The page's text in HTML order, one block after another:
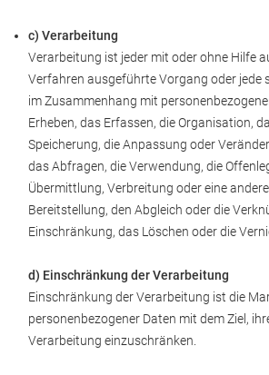
c) Verarbeitung
Verarbeitung ist jeder mit oder ohne Hilfe
Verfahren ausgeführte Vorgang oder jede
im Zusammenhang mit
Erheben, das Erfassen, die Organisation,
Speicherung, die Anpassung oder
das Abfragen, die Verwendung, die
Übermittlung, Verbreitung oder eine
Bereitstellung, den Abgleich oder die
Einschränkung, das Löschen oder die
d) Einschränkung der Verarbeitung
Einschränkung der Verarbeitung ist die
personenbezogener Daten mit dem Ziel,
Verarbeitung einzuschränken.